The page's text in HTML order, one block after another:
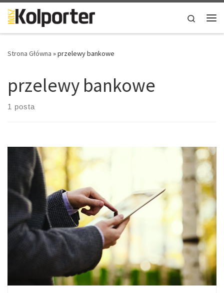
Skip to content
Search
Strona Główna »przelewy bankowe
przelewy bankowe
1 posta